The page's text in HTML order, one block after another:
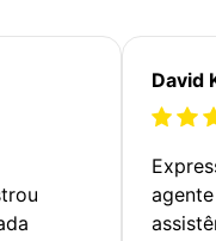
David